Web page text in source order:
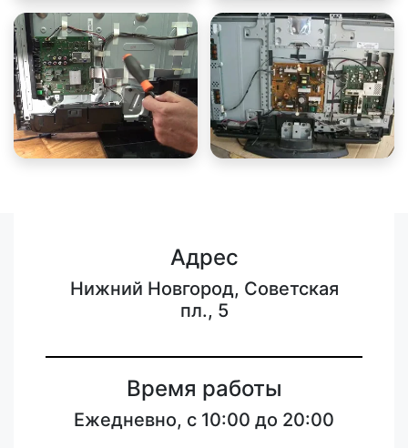
Адрес
Нижний Новгород, Советская
пл., 5
Время работы
Ежедневно, с 10:00 до 20:00